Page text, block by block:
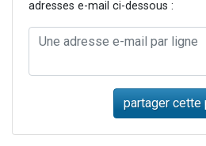
adresses e-mail ci-dessous :